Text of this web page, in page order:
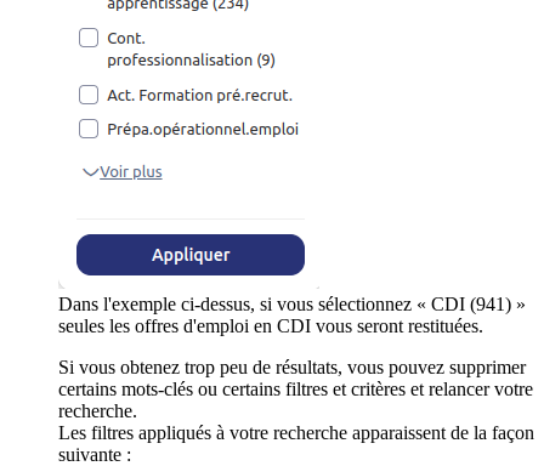
Dans l'exemple ci-dessus, si vous sélectionnez « CDI (941) »
seules les offres d'emploi en CDI vous seront restituées.
Si vous obtenez trop peu de résultats, vous pouvez supprimer
certains mots-clés ou certains filtres et critères et relancer votre
recherche.
Les filtres appliqués à votre recherche apparaissent de la façon
suivante :